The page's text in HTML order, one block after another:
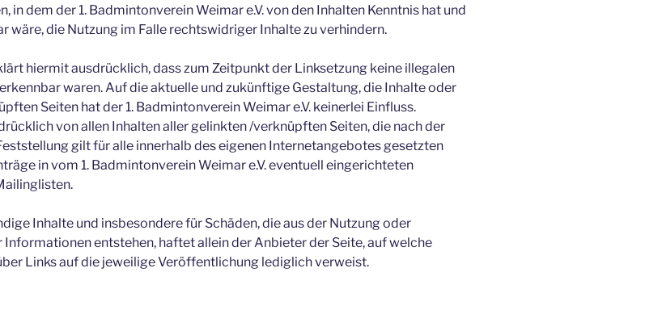
in dem der 1. Badmintonverein Weimar e.V. von den Inhalten Kenntnis hat und
wäre, die Nutzung im Falle rechtswidriger Inhalte zu verhindern.
hiermit ausdrücklich, dass zum Zeitpunkt der Linksetzung keine illegalen
waren. Auf die aktuelle und zukünftige Gestaltung, die Inhalte oder
Seiten hat der 1. Badmintonverein Weimar e.V. keinerlei Einfluss.
von allen Inhalten aller gelinkten /verknüpften Seiten, die nach der
gilt für alle innerhalb des eigenen Internetangebotes gesetzten
in vom 1. Badmintonverein Weimar e.V. eventuell eingerichteten
Inhalte und insbesondere für Schäden, die aus der Nutzung oder
entstehen, haftet allein der Anbieter der Seite, auf welche
Links auf die jeweilige Veröffentlichung lediglich verweist.